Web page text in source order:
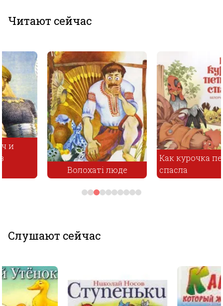
Читают сейчас
Волохаті люде
Как курочка петушка
спасла
Слушают сейчас